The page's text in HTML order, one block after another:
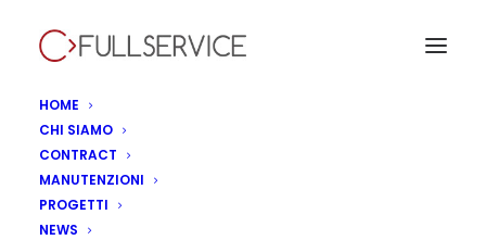
HOME
CHI SIAMO
CONTRACT
MANUTENZIONI
PROGETTI
NEWS
Old Wild West, Affi -